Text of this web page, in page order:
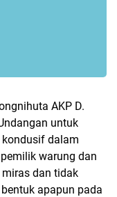
AKP D.
untuk
dalam
warung dan
dan tidak
apapun pada